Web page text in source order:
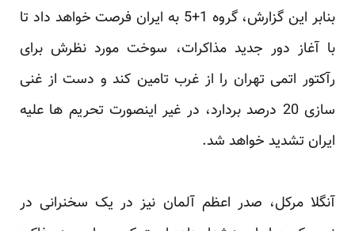
بنابر این گزارش، گروه 1+5 به ایران فرصت خواهد داد تا
با آغاز دور جدید مذاکرات، سوخت مورد نظرش برای
رآکتور اتمی تهران را از غرب تامین کند و دست از غنی
سازی 20 درصد بردارد، در غیر اینصورت تحریم ها علیه
ایران تشدید خواهد شد.
آنگلا مرکل، صدر اعظم آلمان نیز در یک سخنرانی در